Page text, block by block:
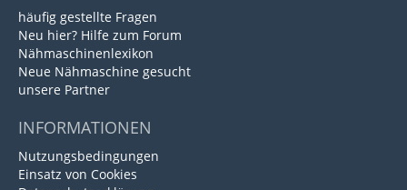
häufig gestellte Fragen
Neu hier? Hilfe zum Forum
Nähmaschinenlexikon
Neue Nähmaschine gesucht
unsere Partner
INFORMATIONEN
Nutzungsbedingungen
Einsatz von Cookies